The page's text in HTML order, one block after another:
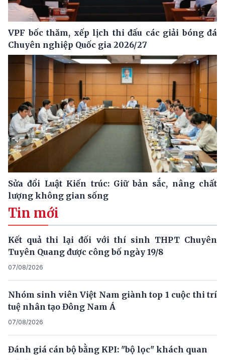
VPF bốc thăm, xếp lịch thi đấu các giải bóng đá
Chuyên nghiệp Quốc gia 2026/27
Sửa đổi Luật Kiến trúc: Giữ bản sắc, nâng chất
lượng không gian sống
Tin mới
Kết quả thi lại đối với thí sinh THPT Chuyên
Tuyên Quang được công bố ngày 19/8
07/08/2026
Nhóm sinh viên Việt Nam giành top 1 cuộc thi trí
tuệ nhân tạo Đông Nam Á
07/08/2026
Đánh giá cán bộ bằng KPI: "bộ lọc" khách quan